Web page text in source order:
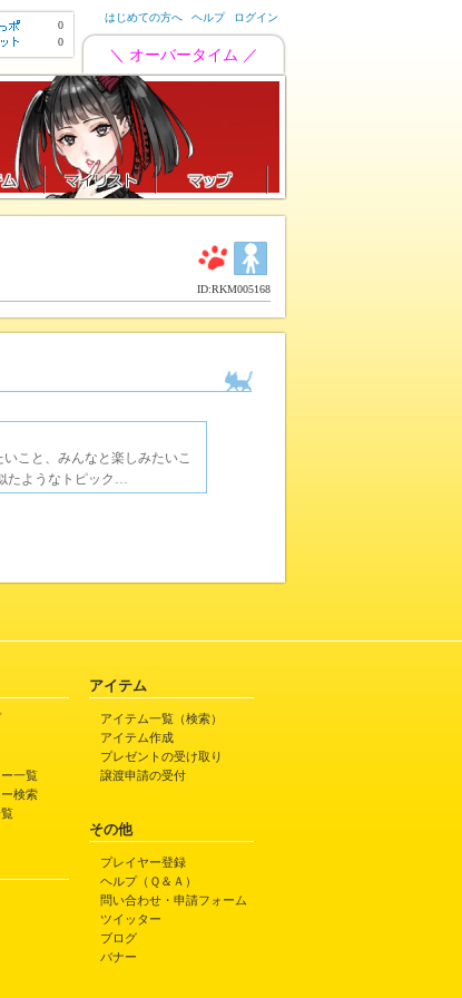
0
0
はじめての方へ ヘルプ ログイン
＼ オーバータイム ／
ID:RKM005168
こと、みんなと楽しみたいこ
たようなトピック…
一覧
検索
アイテム
アイテム一覧（検索）
アイテム作成
プレゼントの受け取り
譲渡申請の受付
その他
プレイヤー登録
ヘルプ（Ｑ＆Ａ）
問い合わせ・申請フォーム
ツイッター
ブログ
バナー